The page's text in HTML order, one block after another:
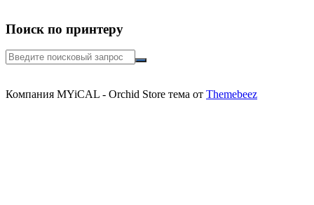
Поиск по принтеру
Искать:
Компания MYiCAL - Orchid Store тема от Themebeez